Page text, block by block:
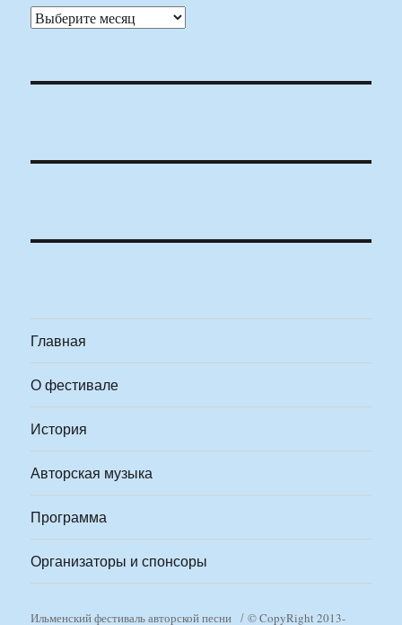
Архивы
Главная
О фестивале
История
Авторская музыка
Программа
Организаторы и спонсоры
Ильменский фестиваль авторской песни © CopyRight 2013-